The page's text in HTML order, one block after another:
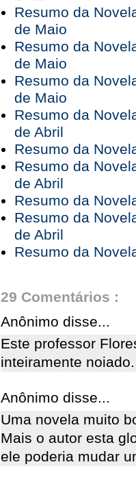
Resumo da
de Maio
Resumo da
de Maio
Resumo da
de Maio
Resumo da
de Abril
Resumo da
Resumo da
de Abril
Resumo da
Resumo da
de Abril
Resumo da
29 Comentários :
Anônimo disse...
Este professor
inteiramente noiado.
Anônimo disse...
Uma novela muito
Mais o autor esta
ele poderia mudar